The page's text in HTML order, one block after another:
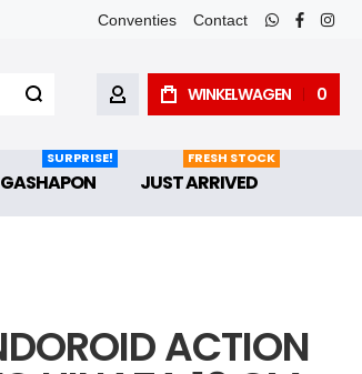
Conventies Contact
whatsapp
facebook
ACCOUNTWINKELWAGEN 0
GASHAPON
SURPRISE!
JUST ARRIVED
FRESH STOCK
ACTION